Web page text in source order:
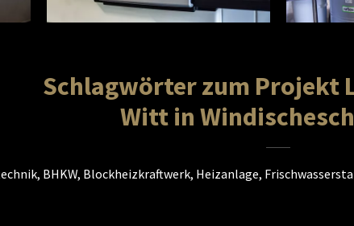
Schlagwörter zum Projekt
Witt in
BHKW, Blockheizkraftwerk, Heizanlage,